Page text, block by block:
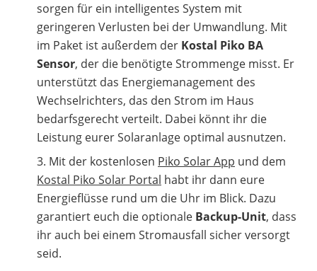
sorgen für ein intelligentes System mit
geringeren Verlusten bei der Umwandlung. Mit
im Paket ist außerdem der Kostal Piko BA
Sensor, der die benötigte Strommenge misst. Er
unterstützt das Energiemanagement des
Wechselrichters, das den Strom im Haus
bedarfsgerecht verteilt. Dabei könnt ihr die
Leistung eurer Solaranlage optimal ausnutzen.
Mit der kostenlosen Piko Solar App und dem
Kostal Piko Solar Portal habt ihr dann eure
Energieflüsse rund um die Uhr im Blick. Dazu
garantiert euch die optionale Backup-Unit, dass
ihr auch bei einem Stromausfall sicher versorgt
seid.